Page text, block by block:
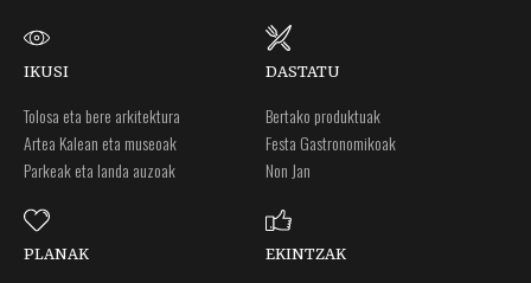
IKUSI
Tolosa eta bere arkitektura
Artea Kalean eta museoak
Parkeak eta landa auzoak
DASTATU
Bertako produktuak
Festa Gastronomikoak
Non Jan
PLANAK EKINTZAK